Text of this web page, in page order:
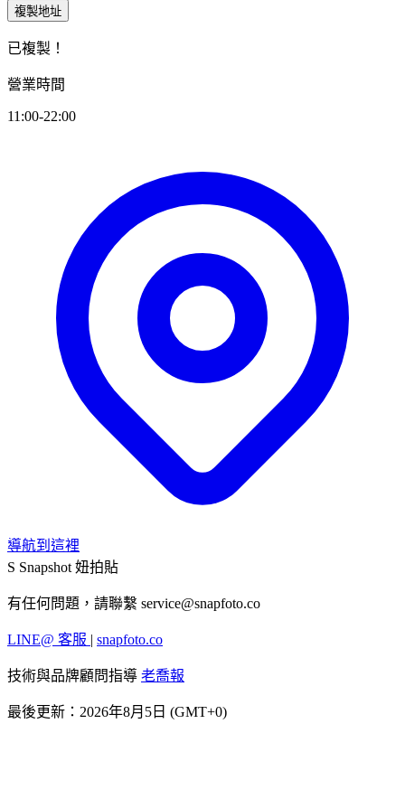
複製地址
已複製！
營業時間
11:00-22:00
導航到這裡
S Snapshot 妞拍貼
有任何問題，請聯繫 service@snapfoto.co
LINE@ 客服 | snapfoto.co
技術與品牌顧問指導 老喬報
最後更新：2026年8月5日 (GMT+0)